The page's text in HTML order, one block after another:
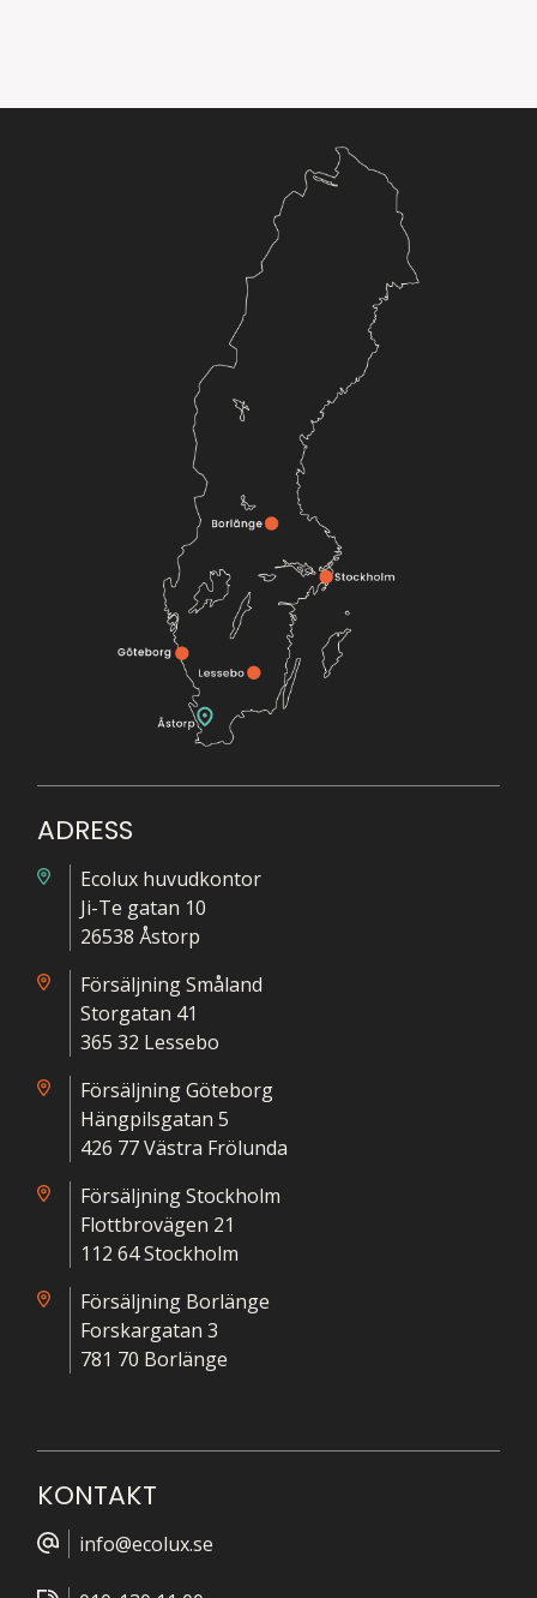
ADRESS
Ecolux huvudkontor
Ji-Te gatan 10
26538 Åstorp
Försäljning Småland
Storgatan 41
365 32 Lessebo
Försäljning Göteborg
Hängpilsgatan 5
426 77 Västra Frölunda
Försäljning Stockholm
Flottbrovägen 21
112 64 Stockholm
Försäljning Borlänge
Forskargatan 3
781 70 Borlänge
KONTAKT
info@ecolux.se